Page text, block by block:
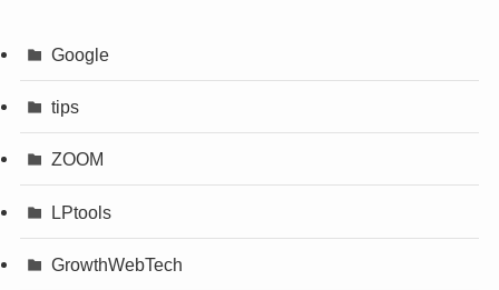
Google
tips
ZOOM
LPtools
GrowthWebTech